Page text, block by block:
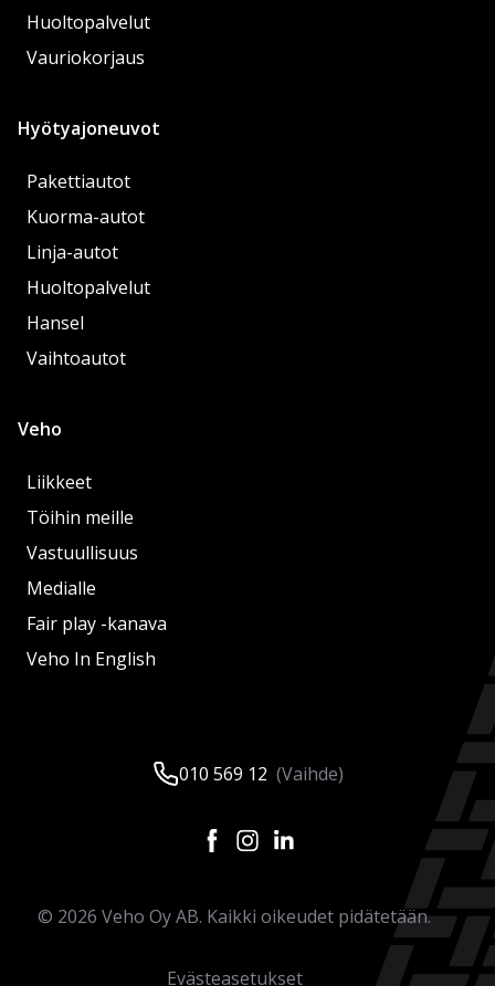
Huoltopalvelut
Vauriokorjaus
Hyötyajoneuvot
Pakettiautot
Kuorma-autot
Linja-autot
Huoltopalvelut
Hansel
Vaihtoautot
Veho
Liikkeet
Töihin meille
Vastuullisuus
Medialle
Fair play -kanava
Veho In English
010 569 12 (Vaihde)
© 2026 Veho Oy AB. Kaikki oikeudet pidätetään.
Evästeasetukset